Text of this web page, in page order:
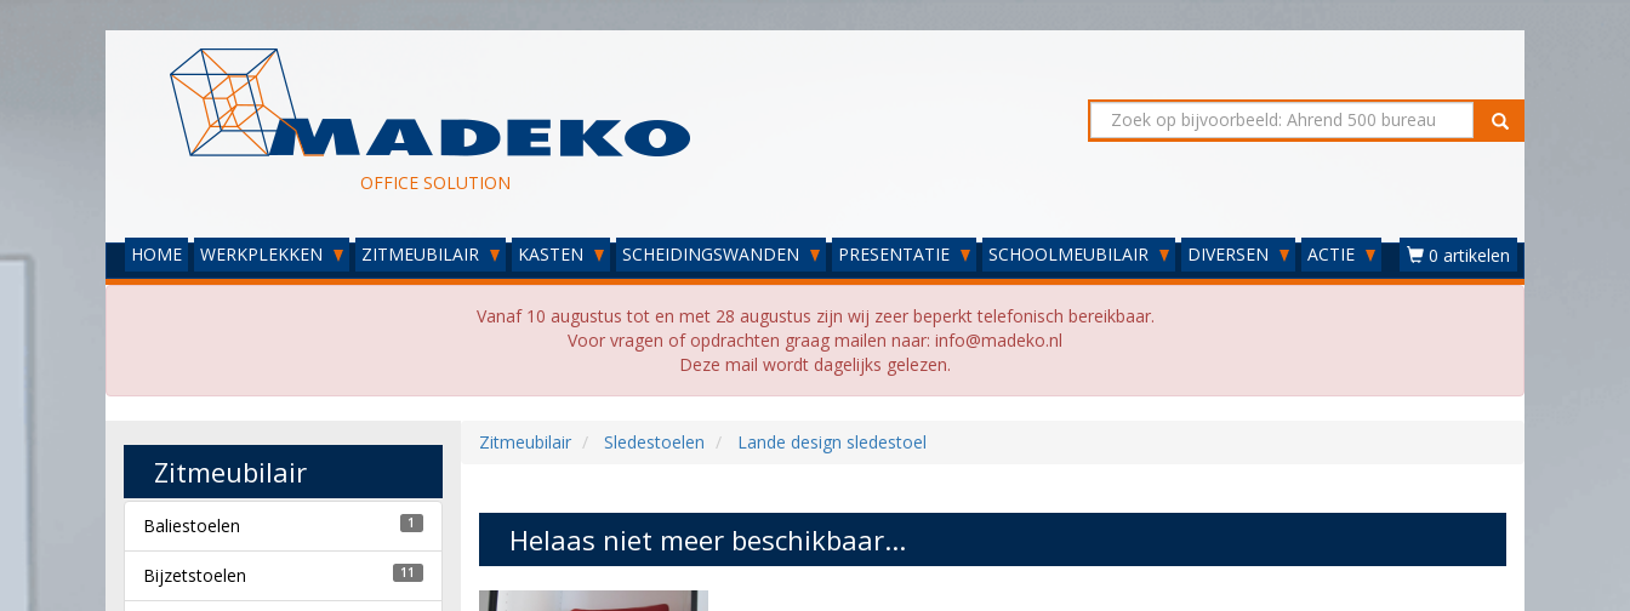
OFFICE SOLUTION
HOME WERKPLEKKEN ZITMEUBILAIR KASTEN SCHEIDINGSWANDEN PRESENTATIE SCHOOLMEUBILAIR DIVERSEN ACTIE 0 artikelen
Vanaf 10 augustus tot en met 28 augustus zijn wij zeer beperkt telefonisch bereikbaar.
Voor vragen of opdrachten graag mailen naar: info@madeko.nl
Deze mail wordt dagelijks gelezen.
Zitmeubilair Sledestoelen Lande design sledestoel
Helaas niet meer beschikbaar...
Zitmeubilair
Baliestoelen 1
Bijzetstoelen 11